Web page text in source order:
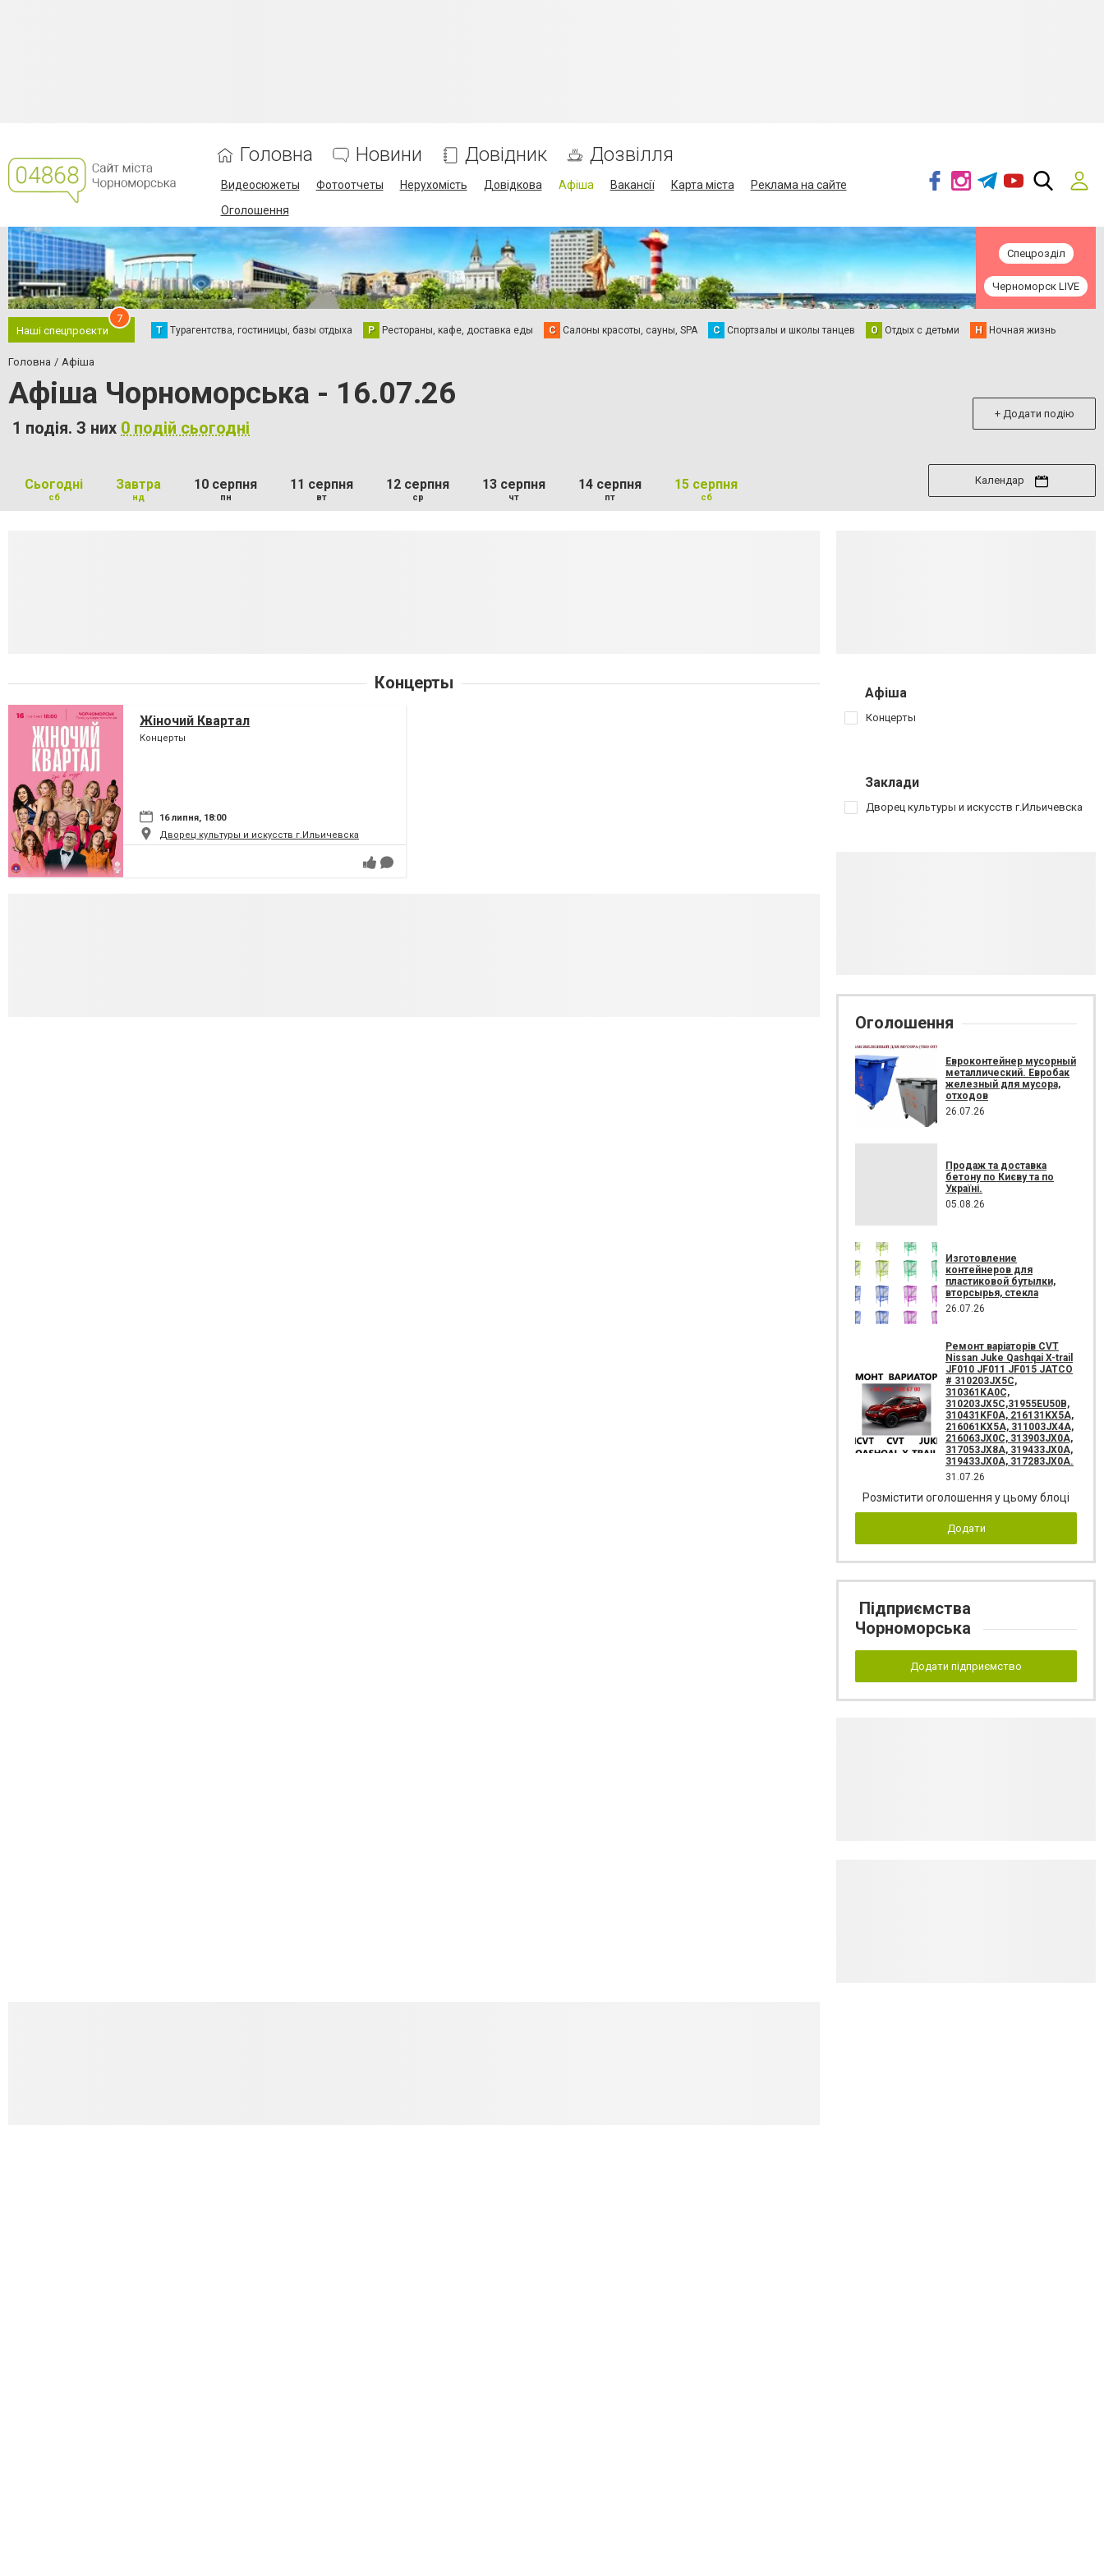
Головна Новини Довідник Дозвілля
Видеосюжеты Фотоотчеты Нерухомість Довідкова Афіша Вакансії Карта міста
Реклама на сайте
Оголошення
Спецрозділ
Черноморск LIVE
Наші спецпроєкти
7
Т Турагентства, гостиницы, базы отдыха Р Рестораны, кафе, доставка еды С Салоны красоты, сауны, SPA С Спортзалы и школы танцев О Отдых с детьми Н Ночная жизнь
Головна Афіша
Афіша Чорноморська - 16.07.26
1 подія. З них 0 подій сьогодні
+ Додати подію
Сьогодні
сб
Завтра
нд
10 серпня
пн
11 серпня
вт
12 серпня
ср
13 серпня
чт
14 серпня
пт
15 серпня
сб
Календар
Концерты
Жіночий Квартал
Концерты
16 липня, 18:00
Дворец культуры и искусств г.Ильичевска
Афіша
Концерты
Заклади
Дворец культуры и искусств г.Ильичевска
Оголошення
Евроконтейнер мусорный
металлический. Евробак
железный для мусора,
отходов
26.07.26
Продаж та доставка
бетону по Києву та по
Україні.
05.08.26
Изготовление
контейнеров для
пластиковой бутылки,
вторсырья, стекла
26.07.26
Ремонт варіаторів CVT
Nissan Juke Qashqai X-trail
JF010 JF011 JF015 JATCO
# 310203JX5C,
310361KA0C,
310203JX5C,31955EU50B,
310431KF0A, 216131KX5A,
216061KX5A, 311003JX4A,
216063JX0C, 313903JX0A,
317053JX8A, 319433JX0A,
319433JX0A, 317283JX0A.
31.07.26
Розмістити оголошення у цьому блоці
Додати
Підприємства
Чорноморська
Додати підприємство